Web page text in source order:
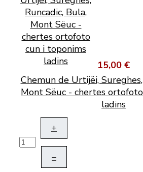
15,00 €
Chemun de Urtijëi,
Mont Sëuc - chertes
ladins
+
–